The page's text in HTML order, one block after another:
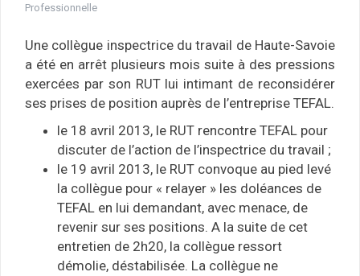
Professionnelle
Une collègue inspectrice du travail de Haute-Savoie
a été en arrêt plusieurs mois suite à des pressions
exercées par son RUT lui intimant de reconsidérer
ses prises de position auprès de l’entreprise TEFAL.
le 18 avril 2013, le RUT rencontre TEFAL pour
discuter de l’action de l’inspectrice du travail ;
le 19 avril 2013, le RUT convoque au pied levé
la collègue pour « relayer » les doléances de
TEFAL en lui demandant, avec menace, de
revenir sur ses positions. A la suite de cet
entretien de 2h20, la collègue ressort
démolie, déstabilisée. La collègue ne